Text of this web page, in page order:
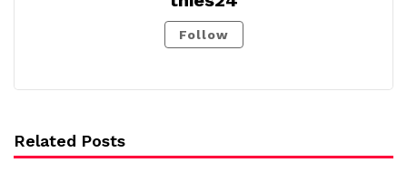
Follow
Related Posts